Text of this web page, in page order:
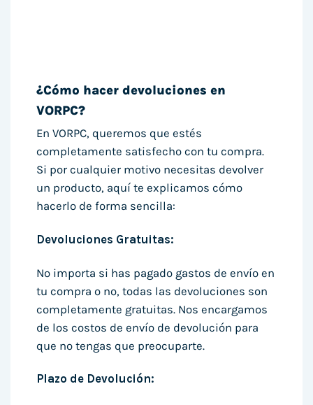
¿Cómo hacer devoluciones en
VORPC?
En VORPC, queremos que estés
completamente satisfecho con tu compra.
Si por cualquier motivo necesitas devolver
un producto, aquí te explicamos cómo
hacerlo de forma sencilla:
Devoluciones Gratuitas:
No importa si has pagado gastos de envío en
tu compra o no, todas las devoluciones son
completamente gratuitas. Nos encargamos
de los costos de envío de devolución para
que no tengas que preocuparte.
Plazo de Devolución: